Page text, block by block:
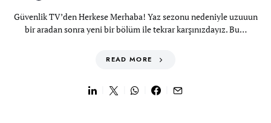
Güvenlik TV’den Herkese Merhaba! Yaz sezonu nedeniyle uzuuun
bir aradan sonra yeni bir bölüm ile tekrar karşınızdayız. Bu…
READ MORE